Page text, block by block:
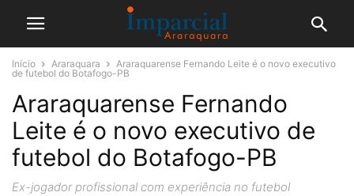
Início Araraquara
Araraquarense Fernando Leite é o novo executivo
de futebol do Botafogo-PB
Araraquarense Fernando
Leite é o novo executivo de
futebol do Botafogo-PB
Ex-jogador profissional com experiência no futebol